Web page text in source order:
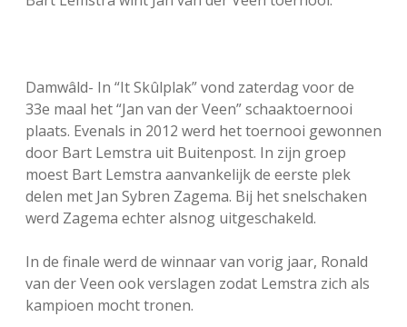
Damwâld- In “It Skûlplak” vond zaterdag voor de
33e maal het “Jan van der Veen” schaaktoernooi
plaats. Evenals in 2012 werd het toernooi gewonnen
door Bart Lemstra uit Buitenpost. In zijn groep
moest Bart Lemstra aanvankelijk de eerste plek
delen met Jan Sybren Zagema. Bij het snelschaken
werd Zagema echter alsnog uitgeschakeld.
In de finale werd de winnaar van vorig jaar, Ronald
van der Veen ook verslagen zodat Lemstra zich als
kampioen mocht tronen.